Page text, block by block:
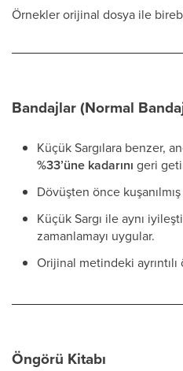
Örnekler orijinal dosya ile
Bandajlar (Normal
Küçük Sargılara benzer,
%33’üne kadarını geri
Dövüşten önce kuşanılmış
Küçük Sargı ile aynı
zamanlamayı uygular.
Orijinal metindeki
Öngörü Kitabı